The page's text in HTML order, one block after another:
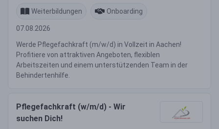
Weiterbildungen Onboarding
07.08.2026
Werde Pflegefachkraft (m/w/d) in Vollzeit in Aachen!
Profitiere von attraktiven Angeboten, flexiblen
Arbeitszeiten und einem unterstützenden Team in der
Behindertenhilfe.
Pflegefachkraft (w/m/d) - Wir
suchen Dich!